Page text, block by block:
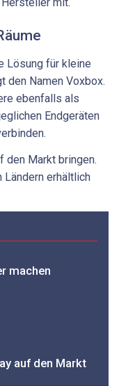
Lösung für kleine
den Namen Voxbox.
ebenfalls als
Endgeräten
den Markt bringen.
erhältlich
machen
auf den Markt